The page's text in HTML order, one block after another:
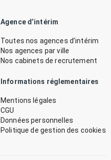
Agence d’intérim
Toutes nos agences d’intérim
Nos agences par ville
Nos cabinets de recrutement
Informations réglementaires
Mentions légales
CGU
Données personnelles
Politique de gestion des cookies